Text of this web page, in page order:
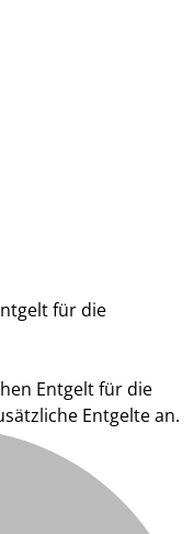
für die
Entgelt für die
Entgelte an.